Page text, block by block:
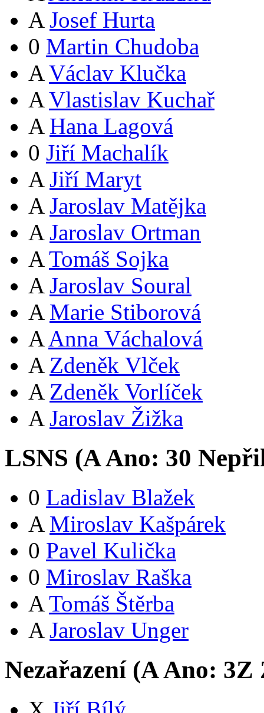
A Josef Hurta
0 Martin Chudoba
A Václav Klučka
A Vlastislav Kuchař
A Hana Lagová
0 Jiří Machalík
A Jiří Maryt
A Jaroslav Matějka
A Jaroslav Ortman
A Tomáš Sojka
A Jaroslav Soural
A Marie Stiborová
A Anna Váchalová
A Zdeněk Vlček
A Zdeněk Vorlíček
A Jaroslav Žižka
LSNS (AAno: 30
0 Ladislav Blažek
A Miroslav Kašpárek
0 Pavel Kulička
0 Miroslav Raška
A Tomáš Štěrba
A Jaroslav Unger
Nezařazení (AAno: 3Z